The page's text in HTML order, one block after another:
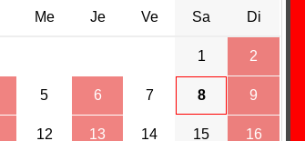
Me Je Ve Sa Di
1 2
5 6 7 8 9
12 13 14 15 16